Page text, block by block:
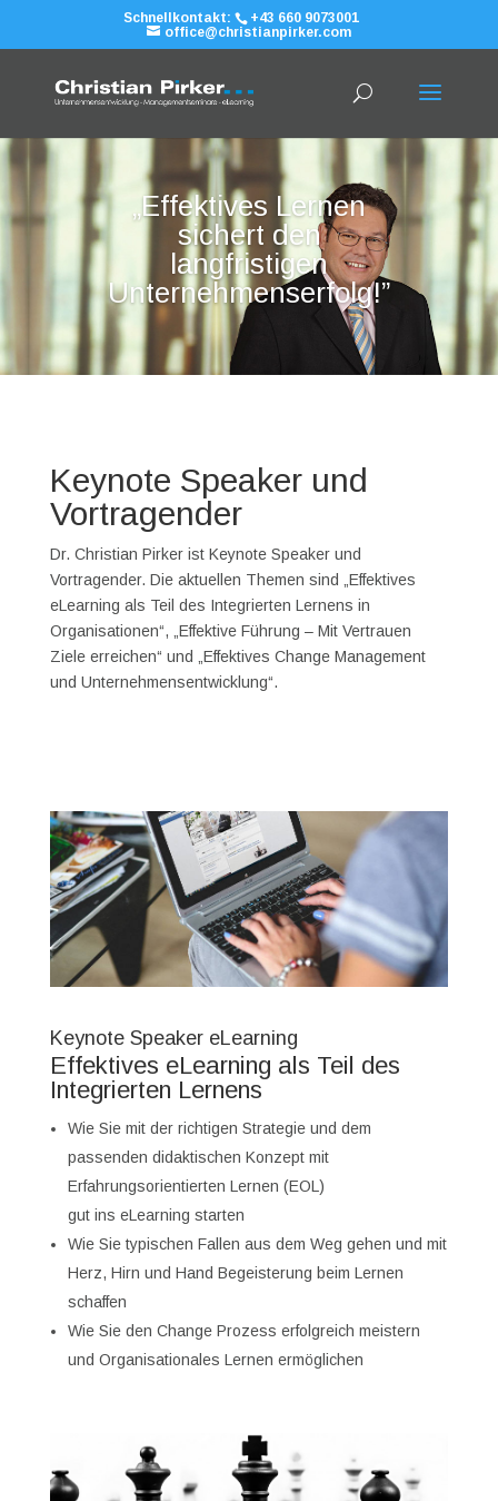
Schnellkontakt:
+43 660 9073001
office@christianpirker.com
„Effektives Lernen
sichert den
langfristigen
Unternehmenserfolg!”
Keynote Speaker und
Vortragender
Dr. Christian Pirker ist Keynote Speaker und
Vortragender. Die aktuellen Themen sind „Effektives
eLearning als Teil des Integrierten Lernens in
Organisationen“, „Effektive Führung – Mit Vertrauen
Ziele erreichen“ und „Effektives Change Management
und Unternehmensentwicklung“.
Keynote Speaker eLearning
Effektives eLearning als Teil des
Integrierten Lernens
Wie Sie mit der richtigen Strategie und dem
passenden didaktischen Konzept mit
Erfahrungsorientierten Lernen (EOL)
gut ins eLearning starten
Wie Sie typischen Fallen aus dem Weg gehen und mit
Herz, Hirn und Hand Begeisterung beim Lernen
schaffen
Wie Sie den Change Prozess erfolgreich meistern
und Organisationales Lernen ermöglichen